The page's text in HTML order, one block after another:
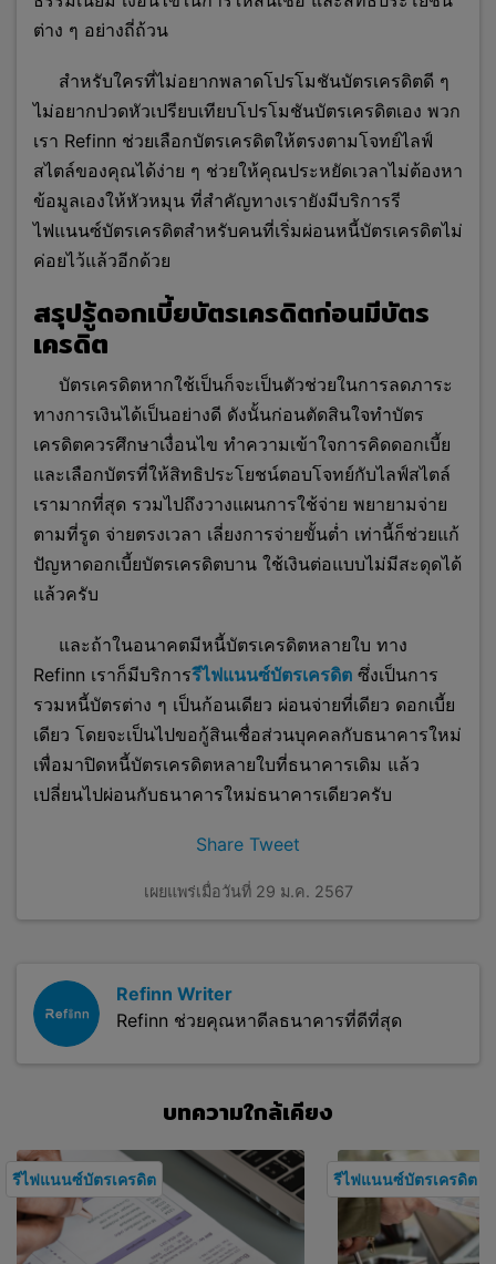
ต่าง ๆ อย่างถี่ถ้วน
สำหรับใครที่ไม่อยากพลาดโปรโมชันบัตรเครดิตดี ๆ
ไม่อยากปวดหัวเปรียบเทียบโปรโมชันบัตรเครดิตเอง พวก
เรา Refinn ช่วยเลือกบัตรเครดิตให้ตรงตามโจทย์ไลฟ์
สไตล์ของคุณได้ง่าย ๆ ช่วยให้คุณประหยัดเวลาไม่ต้องหา
ข้อมูลเองให้หัวหมุน ที่สำคัญทางเรายังมีบริการรี
ไฟแนนซ์บัตรเครดิตสำหรับคนที่เริ่มผ่อนหนี้บัตรเครดิตไม่
ค่อยไว้แล้วอีกด้วย
สรุปรู้ดอกเบี้ยบัตรเครดิตก่อนมีบัตร
เครดิต
บัตรเครดิตหากใช้เป็นก็จะเป็นตัวช่วยในการลดภาระ
ทางการเงินได้เป็นอย่างดี ดังนั้นก่อนตัดสินใจทำบัตร
เครดิตควรศึกษาเงื่อนไข ทำความเข้าใจการคิดดอกเบี้ย
และเลือกบัตรที่ให้สิทธิประโยชน์ตอบโจทย์กับไลฟ์สไตล์
เรามากที่สุด รวมไปถึงวางแผนการใช้จ่าย พยายามจ่าย
ตามที่รูด จ่ายตรงเวลา เลี่ยงการจ่ายขั้นต่ำ เท่านี้ก็ช่วยแก้
ปัญหาดอกเบี้ยบัตรเครดิตบาน ใช้เงินต่อแบบไม่มีสะดุดได้
แล้วครับ
และถ้าในอนาคตมีหนี้บัตรเครดิตหลายใบ ทาง
Refinn เราก็มีบริการรีไฟแนนซ์บัตรเครดิต ซึ่งเป็นการ
รวมหนี้บัตรต่าง ๆ เป็นก้อนเดียว ผ่อนจ่ายที่เดียว ดอกเบี้ย
เดียว โดยจะเป็นไปขอกู้สินเชื่อส่วนบุคคลกับธนาคารใหม่
เพื่อมาปิดหนี้บัตรเครดิตหลายใบที่ธนาคารเดิม แล้ว
เปลี่ยนไปผ่อนกับธนาคารใหม่ธนาคารเดียวครับ
Share Tweet
เผยแพร่เมื่อวันที่ 29 ม.ค. 2567
Refinn Writer
Refinn ช่วยคุณหาดีลธนาคารที่ดีที่สุด
บทความใกล้เคียง
รีไฟแนนซ์บัตรเครดิต รีไฟแนนซ์บัตรเครดิต